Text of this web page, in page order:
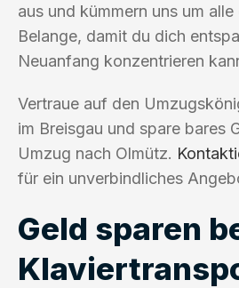
aus und kümmern uns um
Belange, damit du dich
Neuanfang konzentrieren
Vertraue auf den
im Breisgau und spare bares
Umzug nach Olmütz.
für ein unverbindliches
Geld sparen